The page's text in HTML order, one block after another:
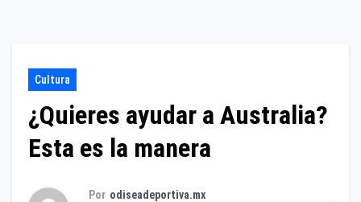
Cultura
¿Quieres ayudar a Australia?
Esta es la manera
Por odiseadeportiva.mx